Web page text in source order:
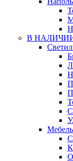
В
Мебель